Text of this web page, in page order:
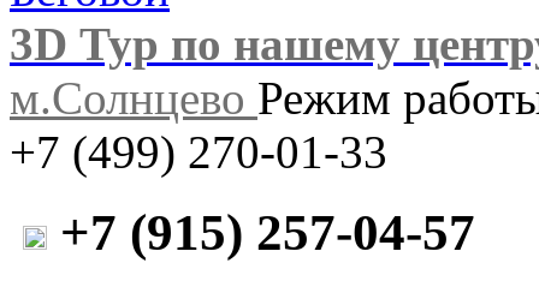
3D Тур по нашему
м.Солнцево Режим
+7 (499) 270-01-33
+7 (915) 257-04-57